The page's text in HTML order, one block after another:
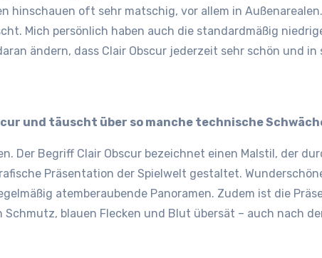
hinschauen oft sehr matschig, vor allem in
Mich persönlich haben auch die standardmäßig
ändern, dass Clair Obscur jederzeit sehr schön und in
und täuscht über so manche technische
Der Begriff Clair Obscur bezeichnet einen Malstil, der
Präsentation der Spielwelt gestaltet.
atemberaubende Panoramen. Zudem ist die
blauen Flecken und Blut übersät – auch nach